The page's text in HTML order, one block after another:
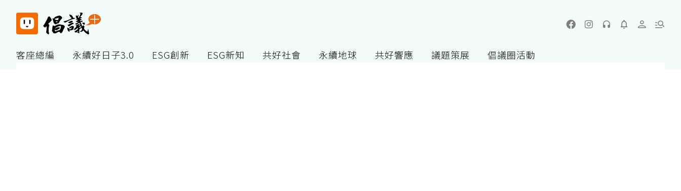
客座總編 永續好日子3.0 ESG創新 ESG新知 共好社會 永續地球 共好響應 議題策展 倡議圈活動